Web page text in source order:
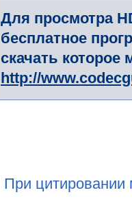
Для просмотра
бесплатное
скачать
http://
При цитировании